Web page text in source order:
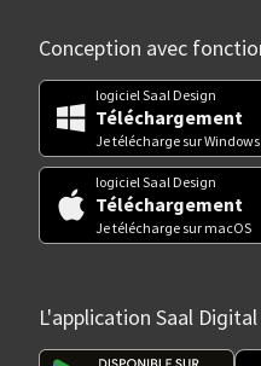
Conception avec
logiciel Saal Design
Téléchargement
Je télécharge sur Windows
logiciel Saal Design
Téléchargement
Je télécharge sur macOS
L'application Saal